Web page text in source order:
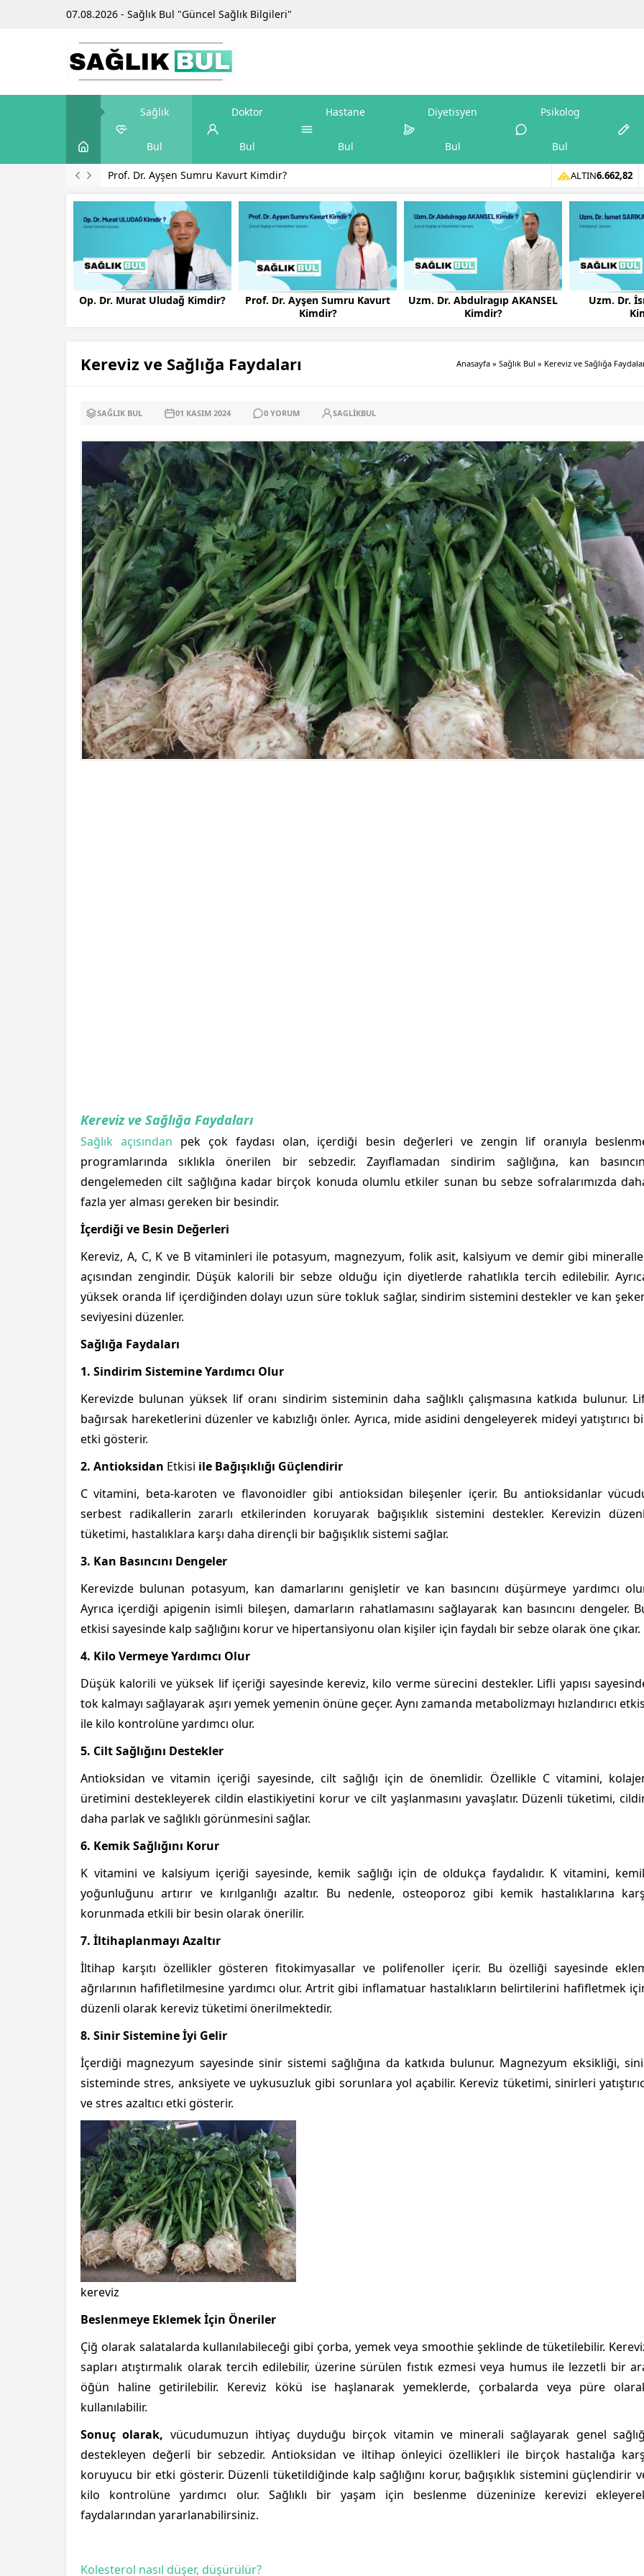
07.08.2026 - Sağlık Bul "Güncel Sağlık Bilgileri"
Sağlık
Bul
Doktor
Bul
Hastane
Bul
Diyetisyen
Bul
Psikolog
Bul
Prof. Dr. Ayşen Sumru Kavurt Kimdir? ALTIN6.662,82
Op. Dr. Murat Uludağ Kimdir?
Prof. Dr. Ayşen Sumru Kavurt
Kimdir?
Uzm. Dr. Abdulragıp AKANSEL
Kimdir?
Uzm. Dr.
Kereviz ve Sağlığa Faydaları Anasayfa » Sağlık Bul » Kereviz ve Sağlığa
SAĞLIK BUL 01 KASIM 2024 0 YORUM SAGLIKBUL
Kereviz ve Sağlığa Faydaları
Sağlık açısından pek çok faydası olan, içerdiği besin değerleri ve zengin lif oranıyla
programlarında sıklıkla önerilen bir sebzedir. Zayıflamadan sindirim sağlığına, kan
dengelemeden cilt sağlığına kadar birçok konuda olumlu etkiler sunan bu sebze sofralarımızda
fazla yer alması gereken bir besindir.
İçerdiği ve Besin Değerleri
Kereviz, A, C, K ve B vitaminleri ile potasyum, magnezyum, folik asit, kalsiyum ve demir gibi
açısından zengindir. Düşük kalorili bir sebze olduğu için diyetlerde rahatlıkla tercih edilebilir.
yüksek oranda lif içerdiğinden dolayı uzun süre tokluk sağlar, sindirim sistemini destekler ve kan
seviyesini düzenler.
Sağlığa Faydaları
1. Sindirim Sistemine Yardımcı Olur
Kerevizde bulunan yüksek lif oranı sindirim sisteminin daha sağlıklı çalışmasına katkıda bulunur.
bağırsak hareketlerini düzenler ve kabızlığı önler. Ayrıca, mide asidini dengeleyerek mideyi yatıştırıcı
etki gösterir.
2. Antioksidan Etkisi ile Bağışıklığı Güçlendirir
C vitamini, beta-karoten ve flavonoidler gibi antioksidan bileşenler içerir. Bu antioksidanlar
serbest radikallerin zararlı etkilerinden koruyarak bağışıklık sistemini destekler. Kerevizin
tüketimi, hastalıklara karşı daha dirençli bir bağışıklık sistemi sağlar.
3. Kan Basıncını Dengeler
Kerevizde bulunan potasyum, kan damarlarını genişletir ve kan basıncını düşürmeye yardımcı
Ayrıca içerdiği apigenin isimli bileşen, damarların rahatlamasını sağlayarak kan basıncını dengeler.
etkisi sayesinde kalp sağlığını korur ve hipertansiyonu olan kişiler için faydalı bir sebze olarak öne çıkar.
4. Kilo Vermeye Yardımcı Olur
Düşük kalorili ve yüksek lif içeriği sayesinde kereviz, kilo verme sürecini destekler. Lifli yapısı
tok kalmayı sağlayarak aşırı yemek yemenin önüne geçer. Aynı zamanda metabolizmayı hızlandırıcı
ile kilo kontrolüne yardımcı olur.
5. Cilt Sağlığını Destekler
Antioksidan ve vitamin içeriği sayesinde, cilt sağlığı için de önemlidir. Özellikle C vitamini,
üretimini destekleyerek cildin elastikiyetini korur ve cilt yaşlanmasını yavaşlatır. Düzenli tüketimi,
daha parlak ve sağlıklı görünmesini sağlar.
6. Kemik Sağlığını Korur
K vitamini ve kalsiyum içeriği sayesinde, kemik sağlığı için de oldukça faydalıdır. K vitamini,
yoğunluğunu artırır ve kırılganlığı azaltır. Bu nedenle, osteoporoz gibi kemik hastalıklarına
korunmada etkili bir besin olarak önerilir.
7. İltihaplanmayı Azaltır
İltihap karşıtı özellikler gösteren fitokimyasallar ve polifenoller içerir. Bu özelliği sayesinde
ağrılarının hafifletilmesine yardımcı olur. Artrit gibi inflamatuar hastalıkların belirtilerini hafifletmek
düzenli olarak kereviz tüketimi önerilmektedir.
8. Sinir Sistemine İyi Gelir
İçerdiği magnezyum sayesinde sinir sistemi sağlığına da katkıda bulunur. Magnezyum eksikliği,
sisteminde stres, anksiyete ve uykusuzluk gibi sorunlara yol açabilir. Kereviz tüketimi, sinirleri
ve stres azaltıcı etki gösterir.
kereviz
Beslenmeye Eklemek İçin Öneriler
Çiğ olarak salatalarda kullanılabileceği gibi çorba, yemek veya smoothie şeklinde de tüketilebilir.
sapları atıştırmalık olarak tercih edilebilir, üzerine sürülen fıstık ezmesi veya humus ile lezzetli bir
öğün haline getirilebilir. Kereviz kökü ise haşlanarak yemeklerde, çorbalarda veya püre
kullanılabilir.
Sonuç olarak, vücudumuzun ihtiyaç duyduğu birçok vitamin ve minerali sağlayarak genel
destekleyen değerli bir sebzedir. Antioksidan ve iltihap önleyici özellikleri ile birçok hastalığa
koruyucu bir etki gösterir. Düzenli tüketildiğinde kalp sağlığını korur, bağışıklık sistemini güçlendirir
kilo kontrolüne yardımcı olur. Sağlıklı bir yaşam için beslenme düzeninize kerevizi
faydalarından yararlanabilirsiniz.
Kolesterol nasıl düşer, düşürülür?